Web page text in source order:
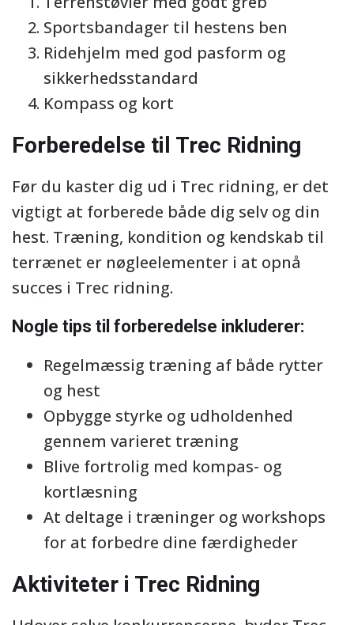
Sportsbandager til hestens ben
Ridehjelm med god pasform og
sikkerhedsstandard
Kompass og kort
Forberedelse til Trec Ridning
Før du kaster dig ud i Trec ridning, er det
vigtigt at forberede både dig selv og din
hest. Træning, kondition og kendskab til
terrænet er nøgleelementer i at opnå
succes i Trec ridning.
Nogle tips til forberedelse inkluderer:
Regelmæssig træning af både rytter
og hest
Opbygge styrke og udholdenhed
gennem varieret træning
Blive fortrolig med kompas- og
kortlæsning
At deltage i træninger og workshops
for at forbedre dine færdigheder
Aktiviteter i Trec Ridning